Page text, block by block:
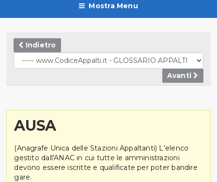
Mostra Menu
Indietro
Avanti
AUSA
(Anagrafe Unica delle Stazioni Appaltanti) L'elenco
gestito dall'ANAC in cui tutte le amministrazioni
devono essere iscritte e qualificate per poter bandire
gare.